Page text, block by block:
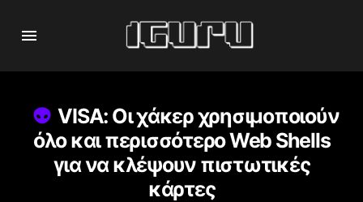
VISA: Οι χάκερ χρησιμοποιούν
όλο και περισσότερο Web Shells
για να κλέψουν πιστωτικές
κάρτες